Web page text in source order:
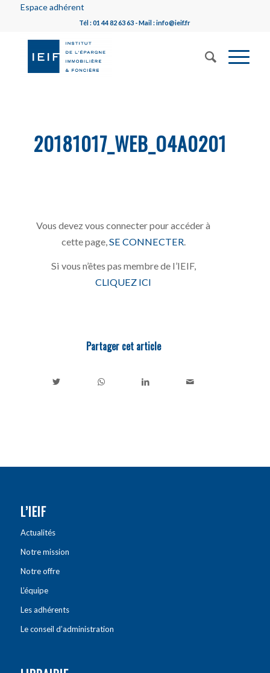
Espace adhérent
Tél : 01 44 82 63 63 - Mail : info@ieif.fr
20181017_WEB_O4A0201
Vous devez vous connecter pour accéder à
cette page, SE CONNECTER
Si vous n’êtes pas membre de l’IEIF,
CLIQUEZ ICI
Partager cet article
L’IEIF
Actualités
Notre mission
Notre offre
L’équipe
Les adhérents
Le conseil d’administration